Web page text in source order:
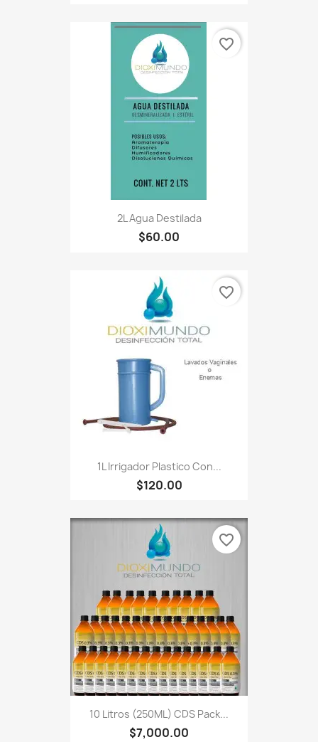
2L Agua Destilada
$60.00
favorite_border
1L Irrigador Plastico Con...
$120.00
favorite_border
10 Litros (250ML) CDS Pack...
$7,000.00
favorite_border